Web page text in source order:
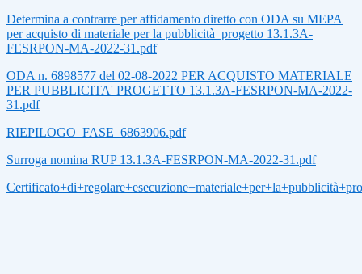
Determina a contrarre per affidamento diretto con ODA su MEPA
per acquisto di materiale per la pubblicità_progetto 13.1.3A-
FESRPON-MA-2022-31.pdf
ODA n. 6898577 del 02-08-2022 PER ACQUISTO MATERIALE
PER PUBBLICITA' PROGETTO 13.1.3A-FESRPON-MA-2022-
31.pdf
RIEPILOGO_FASE_6863906.pdf
Surroga nomina RUP 13.1.3A-FESRPON-MA-2022-31.pdf